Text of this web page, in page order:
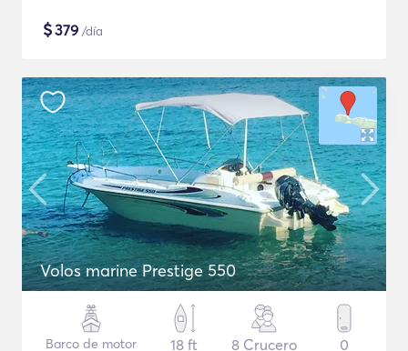
$379 /día
Volos marine Prestige 550
Barco de motor
18 ft
8 Crucero 0